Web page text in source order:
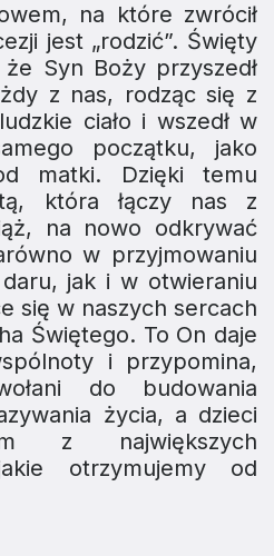
na które zwrócił
jest „rodzić”. Święty
że Syn Boży przyszedł
z nas, rodząc się z
ciało i wszedł w
początku, jako
matki. Dzięki temu
która łączy nas z
na nowo odkrywać
w przyjmowaniu
jak i w otwieraniu
się w naszych sercach
Świętego. To On daje
i przypomina,
do budowania
życia, a dzieci
z największych
jakie otrzymujemy od